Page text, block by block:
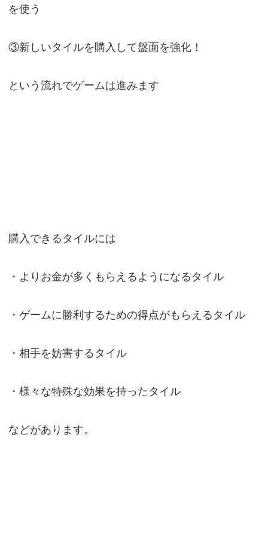
を使う
③新しいタイルを購入して盤面を強化！
という流れでゲームは進みます
購入できるタイルには
・よりお金が多くもらえるようになるタイル
・ゲームに勝利するための得点がもらえるタイル
・相手を妨害するタイル
・様々な特殊な効果を持ったタイル
などがあります。